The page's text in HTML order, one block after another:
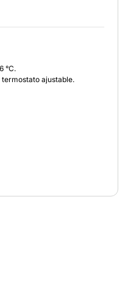
°C.
ajustable.